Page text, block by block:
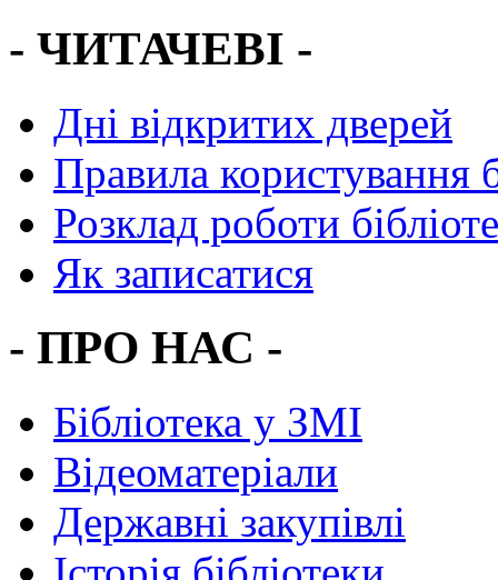
- ЧИТАЧЕВІ -
Дні відкритих дверей
Правила користування
Розклад роботи
Як записатися
- ПРО НАС -
Бібліотека у ЗМІ
Відеоматеріали
Державні закупівлі